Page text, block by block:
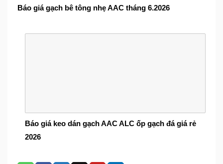
Báo giá gạch bê tông nhẹ AAC tháng 6.2026
Báo giá keo dán gạch AAC ALC ốp gạch đá giá rẻ
2026